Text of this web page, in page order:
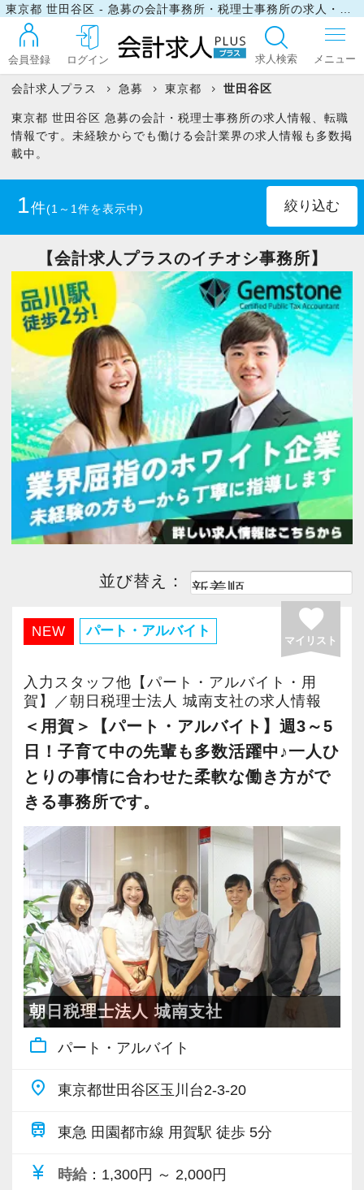
会員登録 ログイン 求人検索
ログイン
マイリスト
お問い合わせ
今すぐ会員登録
PC版サイトを見る
採用ご担当者様
会計求人プラス 急募 東京都 世田谷区
東京都 世田谷区 急募の会計・税理士事務所の求人情報、転職
情報です。未経験からでも働ける会計業界の求人情報も多数掲
載中。
1件(1～1件を表示中)
パート・アルバイト(1)
【会計求人プラスのイチオシ事務所】
並び替え：
NEW パート・アルバイト favorite
マイリスト
入力スタッフ他【パート・アルバイト・用
賀】／朝日税理士法人 城南支社の求人情報
＜用賀＞【パート・アルバイト】週3～5
日！子育て中の先輩も多数活躍中♪一人ひ
とりの事情に合わせた柔軟な働き方がで
きる事務所です。
朝日税理士法人 城南支社
work_outline パート・アルバイト
place 東京都世田谷区玉川台2-3-20
train 東急 田園都市線 用賀駅 徒歩 5分
currency_yen 時給 ：1,300円 ～ 2,000円